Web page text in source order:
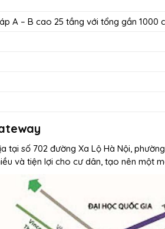
A – B cao 25 tầng với tổng gần 1000
tại số 702 đường Xa Lộ Hà Nội,
và tiện lợi cho cư dân, tạo nên một